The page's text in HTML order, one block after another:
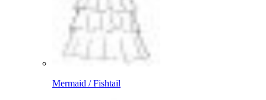
Mermaid / Fishtail